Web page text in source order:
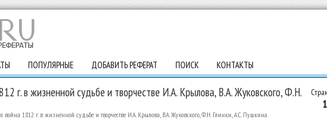
ПОПУЛЯРНЫЕ ДОБАВИТЬ РЕФЕРАТ ПОИСК КОНТАКТЫ
1
г. в жизненной судьбе и творчестве И.А. Крылова, В.А. Жуковского, Ф.Н.
война 1812 г. в жизненной судьбе и творчестве И.А. Крылова, В.А. Жуковского, Ф.Н. Глинки, А.С. Пушкина